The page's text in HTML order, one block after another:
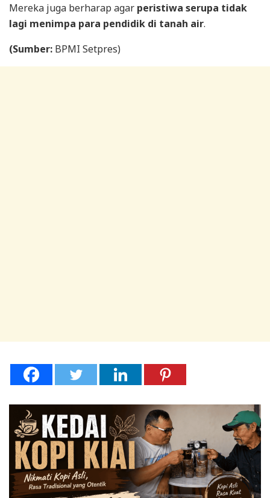
Mereka juga berharap agar peristiwa serupa tidak
lagi menimpa para pendidik di tanah air.
(Sumber: BPMI Setpres)